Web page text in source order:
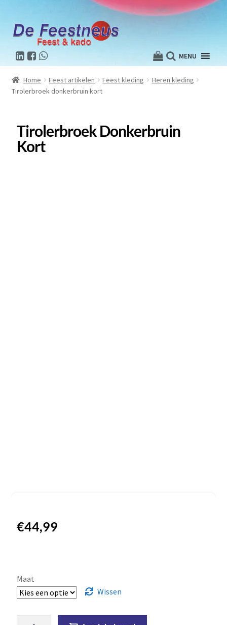
MENU
Home Feest artikelen Feest kleding
Heren kleding
Tirolerbroek donkerbruin kort
Tirolerbroek Donkerbruin
Kort
€44,99
Maat
Wissen